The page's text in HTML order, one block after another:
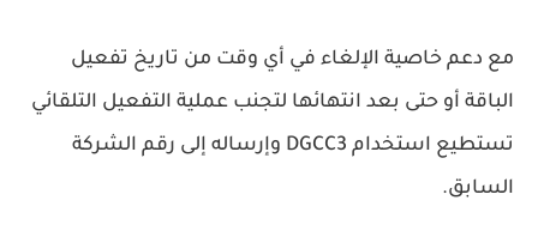
مع دعم خاصية الإلغاء في أي وقت من تاريخ تفعيل
الباقة أو حتى بعد انتهائها لتجنب عملية التفعيل التلقائي
تستطيع استخدام DGCC3 وإرساله إلى رقم الشركة
السابق.